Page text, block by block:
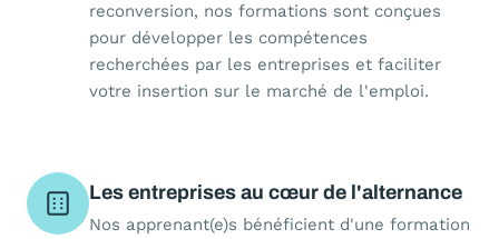
reconversion, nos formations sont conçues
pour développer les compétences
recherchées par les entreprises et faciliter
votre insertion sur le marché de l'emploi.
Les entreprises au cœur de l'alternance
Nos apprenant(e)s bénéficient d'une formation